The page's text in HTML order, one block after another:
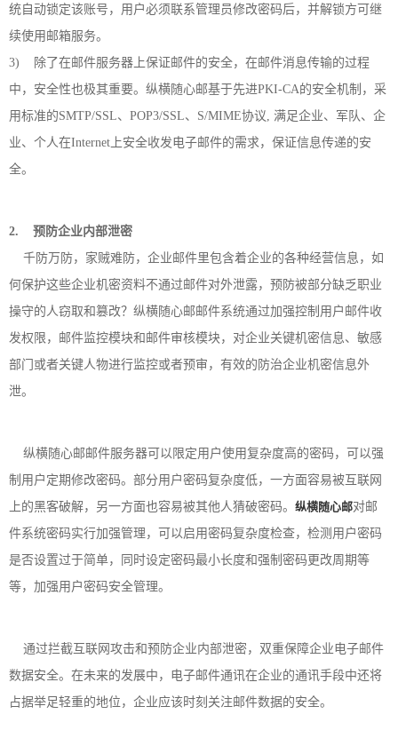
统自动锁定该账号，用户必须联系管理员修改密码后，并解锁方可继
续使用邮箱服务。
3) 除了在邮件服务器上保证邮件的安全，在邮件消息传输的过程
中，安全性也极其重要。纵横随心邮基于先进PKI-CA的安全机制，采
用标准的SMTP/SSL、POP3/SSL、S/MIME协议, 满足企业、军队、企
业、个人在Internet上安全收发电子邮件的需求，保证信息传递的安
全。
2. 预防企业内部泄密
千防万防，家贼难防，企业邮件里包含着企业的各种经营信息，如
何保护这些企业机密资料不通过邮件对外泄露，预防被部分缺乏职业
操守的人窃取和篡改？纵横随心邮邮件系统通过加强控制用户邮件收
发权限，邮件监控模块和邮件审核模块，对企业关键机密信息、敏感
部门或者关键人物进行监控或者预审，有效的防治企业机密信息外
泄。
纵横随心邮邮件服务器可以限定用户使用复杂度高的密码，可以强
制用户定期修改密码。部分用户密码复杂度低，一方面容易被互联网
上的黑客破解，另一方面也容易被其他人猜破密码。 纵横随心邮对邮
件系统密码实行加强管理，可以启用密码复杂度检查，检测用户密码
是否设置过于简单，同时设定密码最小长度和强制密码更改周期等
等，加强用户密码安全管理。
通过拦截互联网攻击和预防企业内部泄密，双重保障企业电子邮件
数据安全。在未来的发展中，电子邮件通讯在企业的通讯手段中还将
占据举足轻重的地位，企业应该时刻关注邮件数据的安全。